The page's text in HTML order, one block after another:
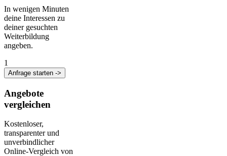
In wenigen Minuten
deine Interessen zu
deiner gesuchten
Weiterbildung
angeben.
1
Anfrage starten ->
Angebote
vergleichen
Kostenloser,
transparenter und
unverbindlicher
Online-Vergleich von